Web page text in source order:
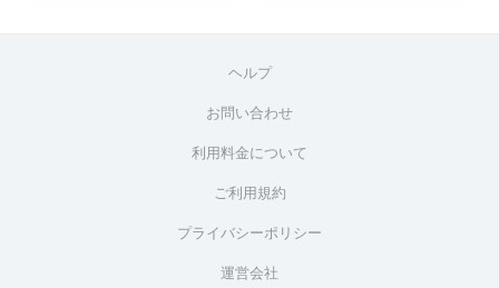
ヘルプ
お問い合わせ
利用料金について
ご利用規約
プライバシーポリシー
運営会社